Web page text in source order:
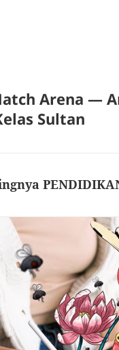
Arena —
Sultan